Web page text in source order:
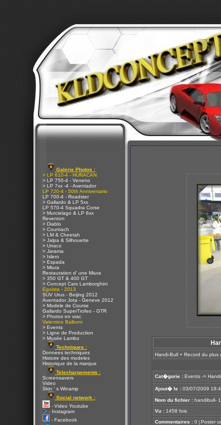
Galerie Photos :
> LP 610-4 - HURACAN
> LP 750-4 - Veneno
> LP 7xx -4 - Aventador
LP 720-4 - 50th Anniversario
LP 700-4 - Roadster
> Gallardo & LP 5xx
LP 570-4 Squadra Corse
> Murcielago & LP 6xx
Reventon
> Diablo
> Countach
> LM & Cheetah
> Jalpa & Silhouette
> Urraco
> Jarama
> Islero
> Espada
> Miura
Restauration d' une Miura
> 350 GT & 400 GT
> Concept Cars Lamborghini
Egoista - 2013
SUV Urus - Beijing 2012
Aventador Jota - Geneve 2012
> Modele de Course
Gallardo SuperTrofeo - GTR
> Photos en vrac
Valentino Balboni
> Events
> Ligne de Production
> Musée Lambo
Techniques :
Donnees techniques
Histoire des modeles
Historique de la marque
Telechargements :
Screensavers
Video
Skin ' s Winamp
Social network :
- Video Youtube
- Instagram
- Facebook
Handi-Bull + Record du plus
Cat�gorie : Events ->
Ajout� le : 03/07/2009
Nom du fichier : handibull-
Vu : 1458 fois
Commentaires : 0 [ Poster